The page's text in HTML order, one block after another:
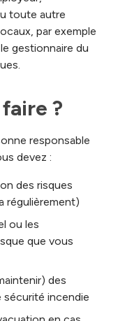
toute autre
par exemple
gestionnaire du
?
responsable
devez :
des risques
régulièrement)
ou les
que vous
des
sécurité incendie